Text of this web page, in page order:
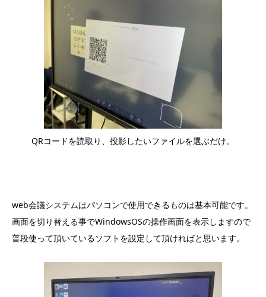
QRコードを読取り、投影したいファイルを選ぶだけ。
web会議システムはパソコンで使用できるものは基本可能です。
画面を切り替える事でWindowsOSの操作画面を表示しますので
普段使って頂いているソフトを設定して頂ければと思います。